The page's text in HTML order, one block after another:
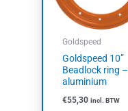
Goldspeed
Goldspeed 10”
Beadlock ring –
aluminium
€55,30 incl. BTW